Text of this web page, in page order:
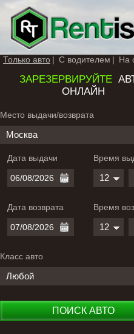
Только авто С водителем На
ЗАРЕЗЕРВИРУЙТЕ
ОНЛАЙН
Место выдачи/возврата
Москва
Дата выдачи
Дата возврата
Время
12
Время
12
Класс авто
Любой
ПОИСК АВТО